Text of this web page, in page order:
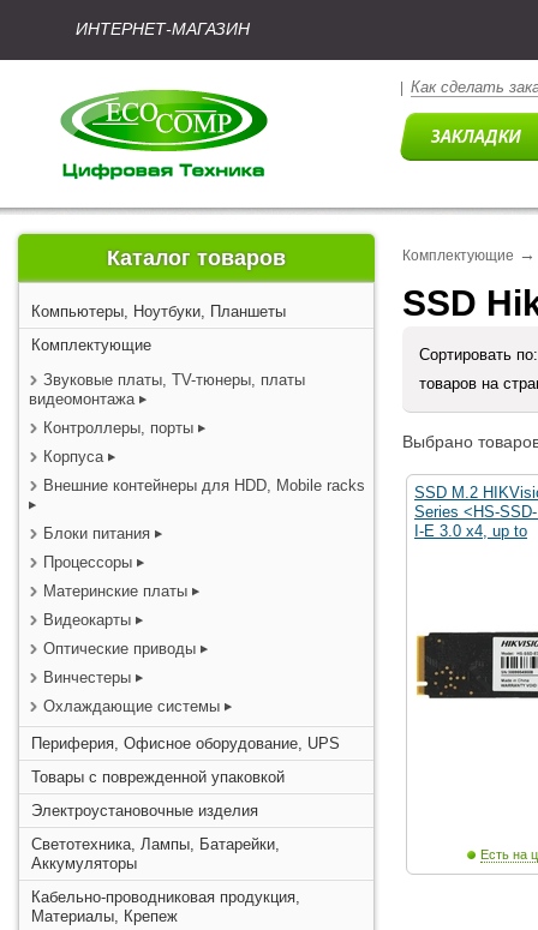
ИНТЕРНЕТ-МАГАЗИН
Как сделать
Каталог товаров
Компьютеры, Ноутбуки, Планшеты
Комплектующие
Звуковые платы, TV-тюнеры, платы
видеомонтажа
Контроллеры, порты
Корпуса
Внешние контейнеры для HDD, Mobile racks
Блоки питания
Процессоры
Материнские платы
Видеокарты
Оптические приводы
Винчестеры
Охлаждающие системы
Периферия, Офисное оборудование, UPS
Товары с поврежденной упаковкой
Электроустановочные изделия
Светотехника, Лампы, Батарейки,
Аккумуляторы
Кабельно-проводниковая продукция,
Материалы, Крепеж
Комплектующие →
SSD
Сортировать
товаров на
Выбрано
SSD M.2
Series <HS-
I-E 3.0 x4, up to
Есть на